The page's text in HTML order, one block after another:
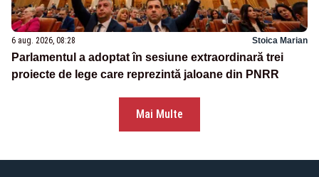
6 aug. 2026, 08:28 Stoica Marian
Parlamentul a adoptat în sesiune extraordinară trei
proiecte de lege care reprezintă jaloane din PNRR
Mai Multe